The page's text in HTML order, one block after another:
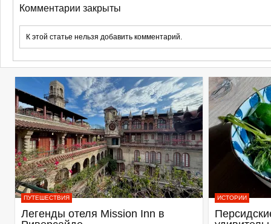
Комментарии закрыты
К этой статье нельзя добавить комментарий.
ПУТЕШЕСТВИЯ
Легенды отеля Mission Inn в
ИСТОРИИ